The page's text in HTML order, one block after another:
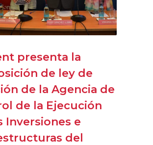
presenta la
de ley de
de la Agencia de
de la Ejecución
Inversiones e
del